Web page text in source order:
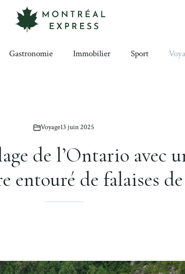
Gastronomie Immobilier Sport
Voyage13 juin 2025
de l’Ontario avec
entouré de falaises